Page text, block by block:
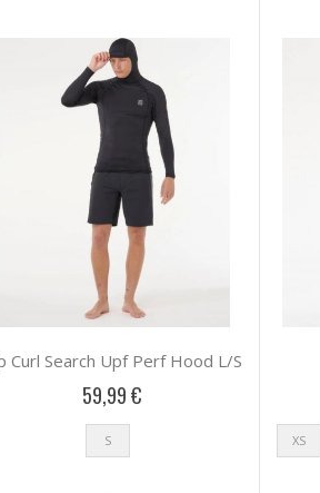
Curl Search Upf Perf Hood L/S
59,99 €
S XS